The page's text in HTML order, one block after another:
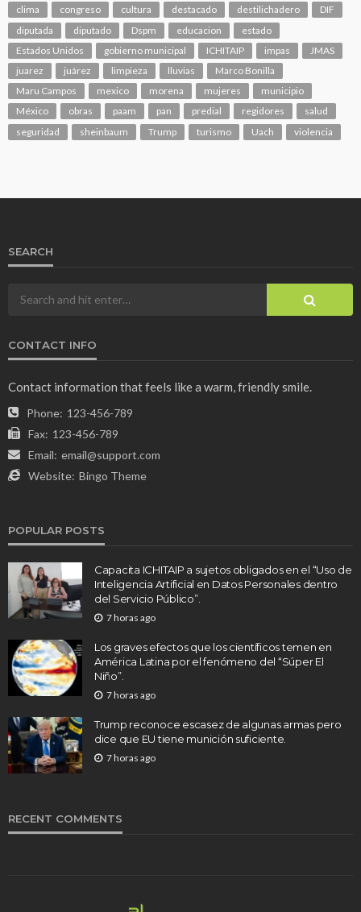
clima
congreso cultura destacado destilichadero
DIF
diputada
diputado Dspm educacion
estado
Estados Unidos
gobierno municipal ICHITAIP impas
JMAS
juarez
juárez limpieza lluvias
Marco Bonilla
Maru Campos
mexico morena mujeres
municipio
México
obras paam pan predial regidores
salud
seguridad
sheinbaum Trump turismo Uach violencia
SEARCH
CONTACT INFO
Contact information that feels like a warm, friendly smile.
Phone: 123-456-789
Fax: 123-456-789
Email: email@support.com
Website: Bingo Theme
POPULAR POSTS
Capacita ICHITAIP a sujetos obligados en el “Uso de
Inteligencia Artificial en Datos Personales dentro
del Servicio Público”.
7 horas ago
Los graves efectos que los científicos temen en
América Latina por el fenómeno del “Súper El
Niño”.
7 horas ago
Trump reconoce escasez de algunas armas pero
dice que EU tiene munición suficiente.
7 horas ago
RECENT COMMENTS